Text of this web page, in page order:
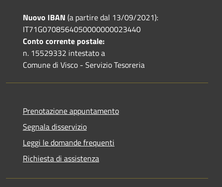
Nuovo IBAN (a partire dal 13/09/2021):
IT71G0708564050000000023440
Conto corrente postale:
n. 15529332 intestato a
Comune di Visco - Servizio Tesoreria
Prenotazione appuntamento
Segnala disservizio
Leggi le domande frequenti
Richiesta di assistenza